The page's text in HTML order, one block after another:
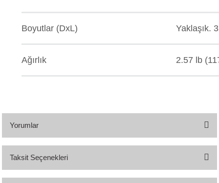
Boyutlar (DxL) Yaklaşık.
Ağırlık 2.57 lb
Yorumlar
Taksit Seçenekleri